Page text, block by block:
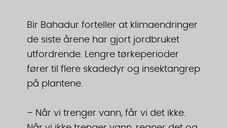
Bir Bahadur forteller at klimaendringer
de siste årene har gjort jordbruket
utfordrende. Lengre tørkeperioder
fører til flere skadedyr og insektangrep
på plantene.
– Når vi trenger vann, får vi det ikke.